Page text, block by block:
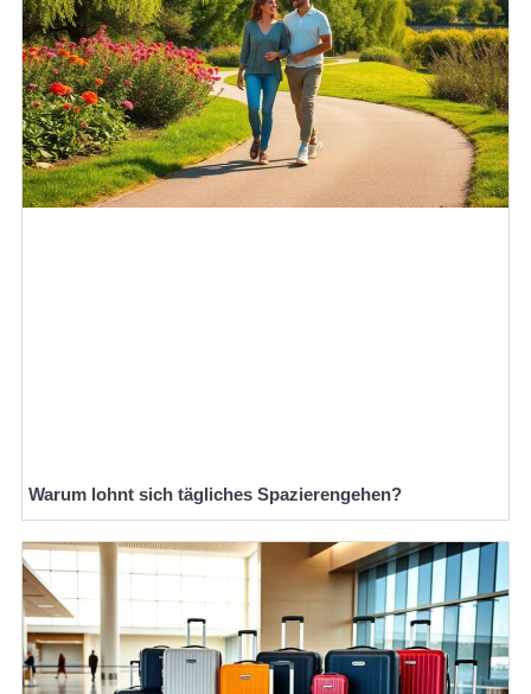
Warum lohnt sich tägliches Spazierengehen?